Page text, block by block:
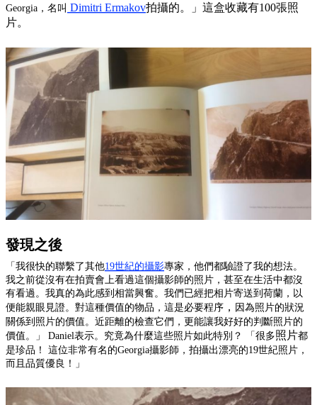
Georgia，名叫 Dimitri Ermakov拍攝的。」這盒收藏有100張照
片。
發現之後
「我很快的聯繫了其他19世紀的攝影專家，他們都驗證了我的想法。
我之前從沒有在拍賣會上看過這個攝影師的照片，甚至在生活中都沒
有看過。我真的為此感到相當興奮。我們已經把相片寄送到荷蘭，以
便能親眼見證。 對這種價值的物品，這是必要程序 ， 因為照片的狀況
關係到 照片的價值。近距離的檢查它們，更能讓我好好的判斷照片的
價值。」 Daniel表示。究竟為什麼這些照片如此特別？ 「很多照片都
是珍品！ 這位非常有名的Georgia攝影師，拍攝出漂亮的19世紀照片，
而且品質優良！」